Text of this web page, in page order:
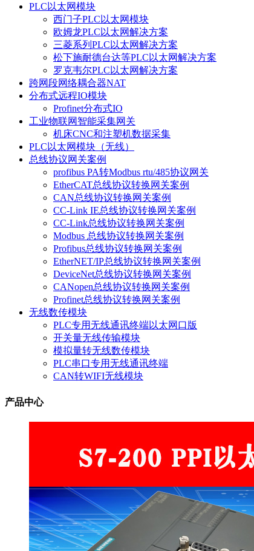
PLC以太网模块
西门子PLC以太网模块
欧姆龙PLC以太网解决方案
三菱系列PLC以太网解决方案
松下施耐德台达等PLC以太网解决方案
罗克韦尔PLC以太网解决方案
跨网段网络耦合器NAT
分布式远程IO模块
Profinet分布式IO
工业物联网智能采集网关
机床CNC和注塑机数据采集
PLC以太网模块（无线）
总线协议网关案例
profibus PA转Modbus rtu/485协议网关
EtherCAT总线协议转换网关案例
CAN总线协议转换网关案例
CC-Link IE总线协议转换网关案例
CC-Link总线协议转换网关案例
Modbus 总线协议转换网关案例
Profibus总线协议转换网关案例
EtherNET/IP总线协议转换网关案例
DeviceNet总线协议转换网关案例
CANopen总线协议转换网关案例
Profinet总线协议转换网关案例
无线数传模块
PLC专用无线通讯终端以太网口版
开关量无线传输模块
模拟量转无线数传模块
PLC串口专用无线通讯终端
CAN转WIFI无线模块
产品中心